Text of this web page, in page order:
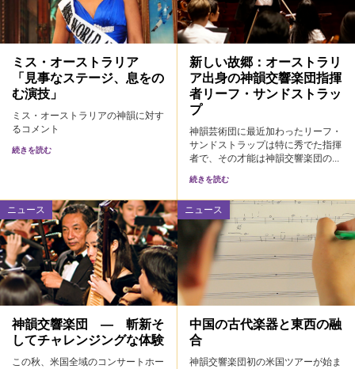
ミス・オーストラリア
「見事なステージ、息をの
む演技」
ミス・オーストラリアの神韻に対す
るコメント
続きを読む
新しい故郷：オーストラリ
ア出身の神韻交響楽団指揮
者リーフ・サンドストラッ
プ
神韻芸術団に最近加わったリーフ・
サンドストラップは特に秀でた指揮
者で、その才能は神韻交響楽団の...
続きを読む
ニュース
神韻交響楽団 — 斬新そ
してチャレンジングな体験
この秋、米国全域のコンサートホー
ニュース
中国の古代楽器と東西の融
合
神韻交響楽団初の米国ツアーが始ま